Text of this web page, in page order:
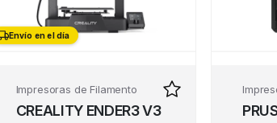
Envío en el día
Envío en el día
Impresoras de Filamento
CREALITY ENDER3 V3